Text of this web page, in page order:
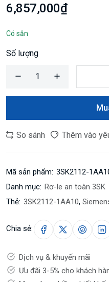
6,857,000₫
Có sẵn
Số lượng
So sánh Thêm vào
Mã sản phẩm: 3SK2112-
Danh mục: Rơ-le an toàn 3SK
Thẻ: 3SK2112-1AA10,
Chia sẻ:
Dịch vụ & khuyến mãi
Ưu đãi 3-5% cho khách